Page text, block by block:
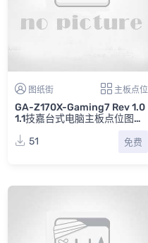
图纸街 主板点位
GA-Z170X-Gaming7 Rev 1.0
1.1技嘉台式电脑主板点位图合
51
免费